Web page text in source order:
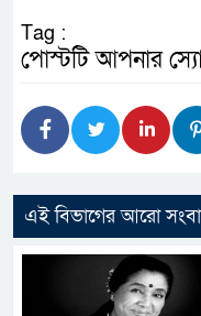
Tag :
পোস্টটি আপনার
এই বিভাগের আরো